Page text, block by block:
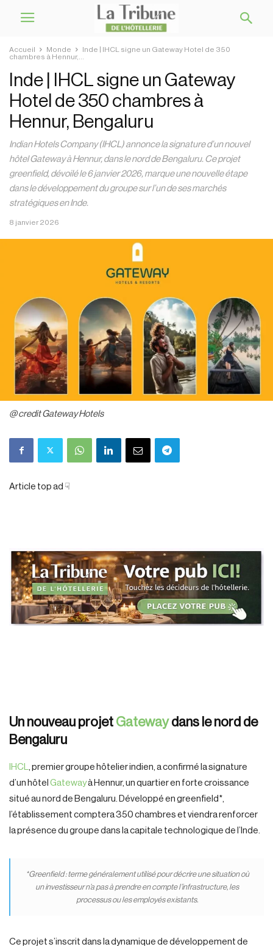
Accueil Monde
Inde | IHCL signe un Gateway Hotel de 350
chambres à Hennur,...
Inde | IHCL signe un Gateway
Hotel de 350 chambres à
Hennur, Bengaluru
Indian Hotels Company (IHCL) annonce la signature d’un nouvel
hôtel Gateway à Hennur, dans le nord de Bengaluru. Ce projet
greenfield, dévoilé le 6 janvier 2026, marque une nouvelle étape
dans le développement du groupe sur l’un de ses marchés
stratégiques en Inde.
8 janvier 2026
@ credit Gateway Hotels
Article top ad ☟
Un nouveau projet Gatewaydans le nord de
Bengaluru
IHCL
, premier groupe hôtelier indien, a confirmé la signature
d’un hôtel Gatewayà Hennur, un quartier en forte croissance
situé au nord de Bengaluru. Développé en greenfield*,
l’établissement comptera 350 chambres et viendra renforcer
la présence du groupe dans la capitale technologique de l’Inde.
*Greenfield : terme généralement utilisé pour décrire une situation où
un investisseur n’a pas à prendre en compte l’infrastructure, les
processus ou les employés existants.
Ce projet s’inscrit dans la dynamique de développement de